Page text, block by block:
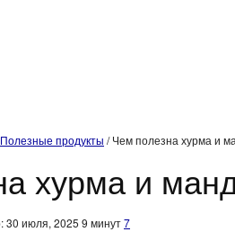
Полезные продукты / Чем полезна хурма и
хурма и
30 июля, 2025 9 минут7